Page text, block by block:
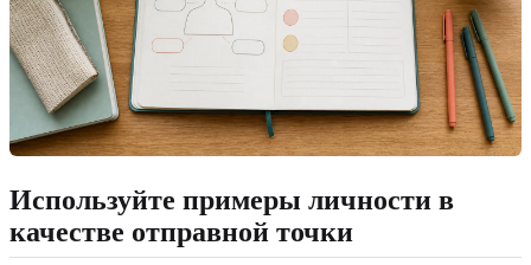
Используйте примеры личности в
качестве отправной точки